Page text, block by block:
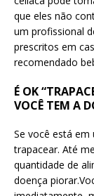
que eles não
um profissional
prescritos em
recomendado
É OK
VOCÊ TEM A
Se você está em
trapacear. Até
quantidade de
doença